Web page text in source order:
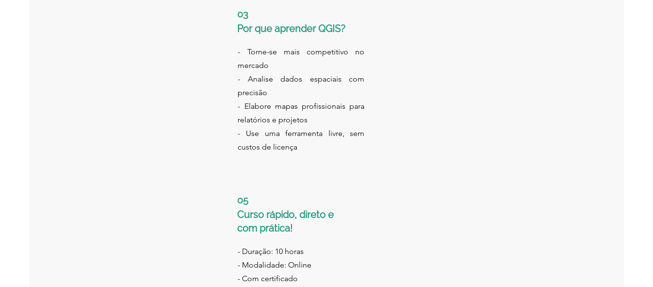
03
Por que aprender QGIS?
- Torne-se mais competitivo no
mercado
- Analise dados espaciais com
precisão
- Elabore mapas profissionais para
relatórios e projetos
- Use uma ferramenta livre, sem
custos de licença
05
Curso rápido, direto e
com prática!
- Duração: 10 horas
- Modalidade: Online
- Com certificado